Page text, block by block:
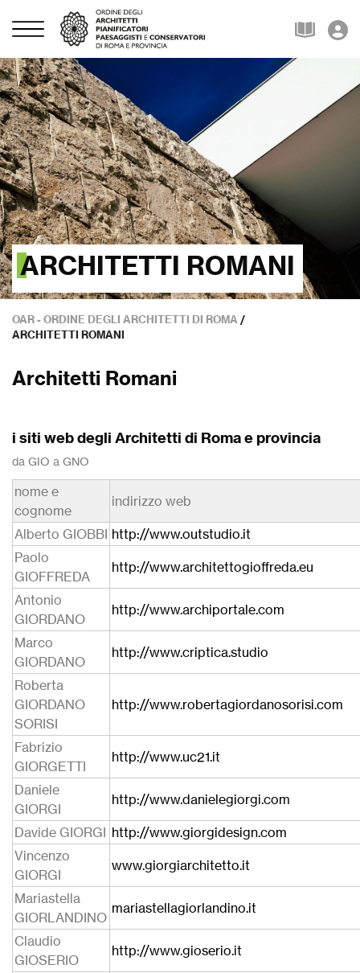
ARCHITETTI ROMANI
OAR - ORDINE DEGLI ARCHITETTI DI ROMA /
ARCHITETTI ROMANI
Architetti Romani
i siti web degli Architetti di Roma e provincia
da GIO a GNO
nome e
cognome
indirizzo web
Alberto GIOBBI http://www.outstudio.it
Paolo
GIOFFREDA
http://www.architettogioffreda.eu
Antonio
GIORDANO
http://www.archiportale.com
Marco
GIORDANO
http://www.criptica.studio
Roberta
GIORDANO
SORISI
http://www.robertagiordanosorisi.com
Fabrizio
GIORGETTI
http://www.uc21.it
Daniele
GIORGI
http://www.danielegiorgi.com
Davide GIORGI http://www.giorgidesign.com
Vincenzo
GIORGI
www.giorgiarchitetto.it
Mariastella
GIORLANDINO
mariastellagiorlandino.it
Claudio
GIOSERIO
http://www.gioserio.it